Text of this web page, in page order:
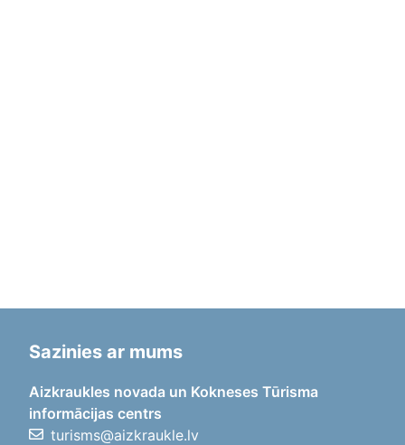
Sazinies ar mums
Aizkraukles novada un Kokneses Tūrisma
informācijas centrs
turisms@aizkraukle.lv